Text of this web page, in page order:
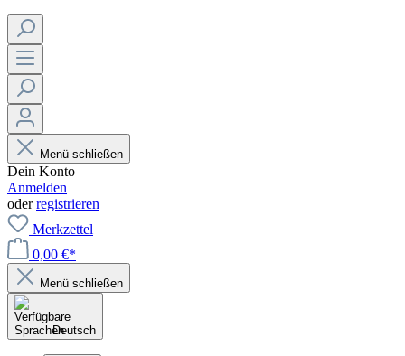
Menü schließen
Dein Konto
Anmelden
oderregistrieren
Merkzettel
0,00 €*
Menü schließen
Deutsch